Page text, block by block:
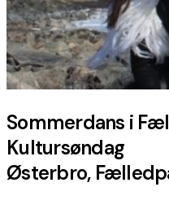
Sommerdans i
Kultursøndag
Østerbro,